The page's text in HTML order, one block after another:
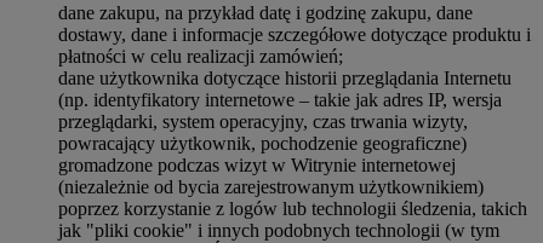
dane zakupu, na przykład datę i godzinę zakupu, dane
dostawy, dane i informacje szczegółowe dotyczące produktu i
płatności w celu realizacji zamówień;
dane użytkownika dotyczące historii przeglądania Internetu
(np. identyfikatory internetowe – takie jak adres IP, wersja
przeglądarki, system operacyjny, czas trwania wizyty,
powracający użytkownik, pochodzenie geograficzne)
gromadzone podczas wizyt w Witrynie internetowej
(niezależnie od bycia zarejestrowanym użytkownikiem)
poprzez korzystanie z logów lub technologii śledzenia, takich
jak "pliki cookie" i innych podobnych technologii (w tym